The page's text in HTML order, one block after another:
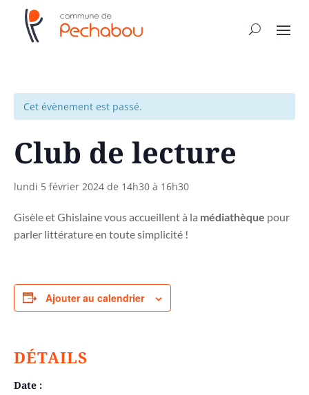
Cet évènement est passé.
Club de lecture
lundi 5 février 2024 de 14h30 à 16h30
Gisèle et Ghislaine vous accueillent à la médiathèque pour
parler littérature en toute simplicité !
Ajouter au calendrier
DÉTAILS
Date :